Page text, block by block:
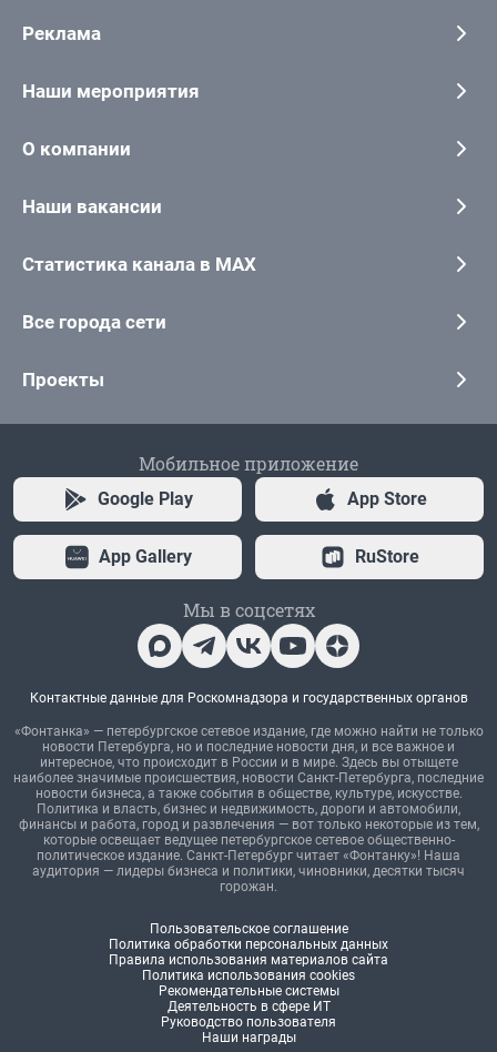
Реклама
Наши мероприятия
О компании
Наши вакансии
Статистика канала в MAX
Все города сети
Проекты
Мобильное приложение
Google Play App Store
App Gallery RuStore
Мы в соцсетях
Контактные данные для Роскомнадзора и государственных органов
«Фонтанка» — петербургское сетевое издание, где можно найти не только
новости Петербурга, но и последние новости дня, и все важное и
интересное, что происходит в России и в мире. Здесь вы отыщете
наиболее значимые происшествия, новости Санкт-Петербурга, последние
новости бизнеса, а также события в обществе, культуре, искусстве.
Политика и власть, бизнес и недвижимость, дороги и автомобили,
финансы и работа, город и развлечения — вот только некоторые из тем,
которые освещает ведущее петербургское сетевое общественно-
политическое издание. Санкт-Петербург читает «Фонтанку»! Наша
аудитория — лидеры бизнеса и политики, чиновники, десятки тысяч
горожан.
Пользовательское соглашение
Политика обработки персональных данных
Правила использования материалов сайта
Политика использования cookies
Рекомендательные системы
Деятельность в сфере ИТ
Руководство пользователя
Наши награды